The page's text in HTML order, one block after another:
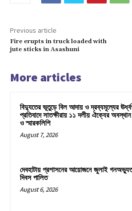
Previous article
Fire erupts in truck loaded with
jute sticks in Asashuni
More articles
বিদ্যুতের ভূতুড়ে বিল আদায় ও দ্রব্যমূল্যের
প্রতিবাদে সাতক্ষীরায় ১১ দলীয় ঐক্যের অবস্থান
ও স্মারকলিপি
August 7, 2026
দেবহাটায় প্রশাসনের আয়োজনে জুলাই
দিবস পালিত
August 6, 2026